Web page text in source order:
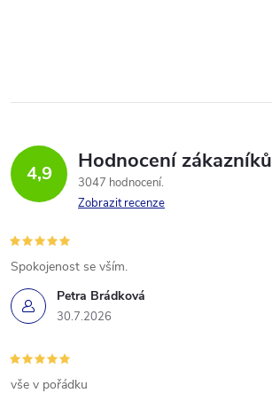
4,9 Hodnocení zákazníků
3047 hodnocení
Zobrazit recenze
Petra Brádková
30.7.2026
Spokojenost se vším.
vše v pořádku